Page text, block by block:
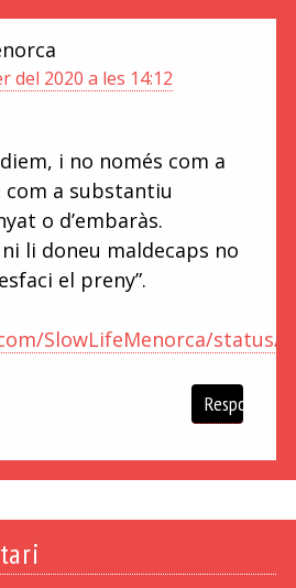
del 2020 a les 14:12
i no només com a
a substantiu
o d’embaràs.
li doneu maldecaps no
el preny”.
SlowLifeMenorca/status/
Respon